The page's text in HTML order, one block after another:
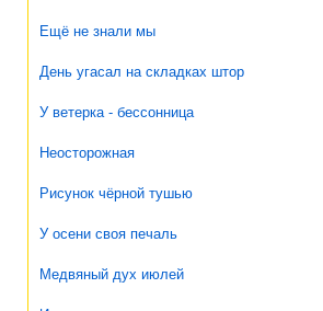
Ещё не знали мы
День угасал на складках штор
У ветерка - бессонница
Неосторожная
Рисунок чёрной тушью
У осени своя печаль
Медвяный дух июлей